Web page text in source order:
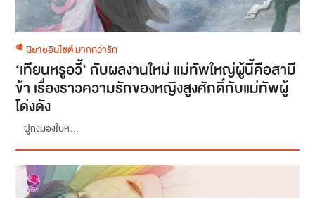
นิยายอินไซต์ มากกว่ารัก
‘เทียนหรูอวี้’ กับผลงานใหม่ แม่ทัพใหญ่ผู้นี้คือสามี
ข้า เรื่องราวความรักของหญิงสูงศักดิ์กับแม่ทัพผู้
โด่งดัง
ฝูถิงมองใบห...